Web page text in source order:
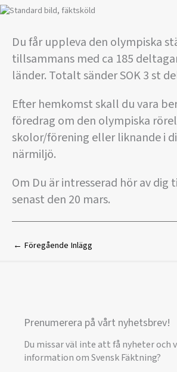
Du får uppleva den olympiska
tillsammans med ca 185
länder. Totalt sänder SOK 3 st
Efter hemkomst skall du vara
föredrag om den olympiska
skolor/förening eller liknande i
närmiljö.
Om Du är intresserad hör av dig
senast den 20 mars.
← Föregående Inlägg
Prenumerera på vårt nyhetsbrev!
Du missar väl inte att få nyheter och
information om Svensk Fäktning?